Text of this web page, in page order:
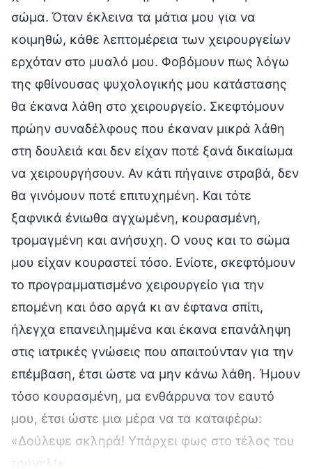
σώμα. Όταν έκλεινα τα μάτια μου για να
κοιμηθώ, κάθε λεπτομέρεια των χειρουργείων
ερχόταν στο μυαλό μου. Φοβόμουν πως λόγω
της φθίνουσας ψυχολογικής μου κατάστασης
θα έκανα λάθη στο χειρουργείο. Σκεφτόμουν
πρώην συναδέλφους που έκαναν μικρά λάθη
στη δουλειά και δεν είχαν ποτέ ξανά δικαίωμα
να χειρουργήσουν. Αν κάτι πήγαινε στραβά, δεν
θα γινόμουν ποτέ επιτυχημένη. Και τότε
ξαφνικά ένιωθα αγχωμένη, κουρασμένη,
τρομαγμένη και ανήσυχη. Ο νους και το σώμα
μου είχαν κουραστεί τόσο. Ενίοτε, σκεφτόμουν
το προγραμματισμένο χειρουργείο για την
επομένη και όσο αργά κι αν έφτανα σπίτι,
ήλεγχα επανειλημμένα και έκανα επανάληψη
στις ιατρικές γνώσεις που απαιτούνταν για την
επέμβαση, έτσι ώστε να μην κάνω λάθη. Ήμουν
τόσο κουρασμένη, μα ενθάρρυνα τον εαυτό
μου, έτσι ώστε μια μέρα να τα καταφέρω:
«Δούλεψε σκληρά! Υπάρχει φως στο τέλος του
τούνελ!»